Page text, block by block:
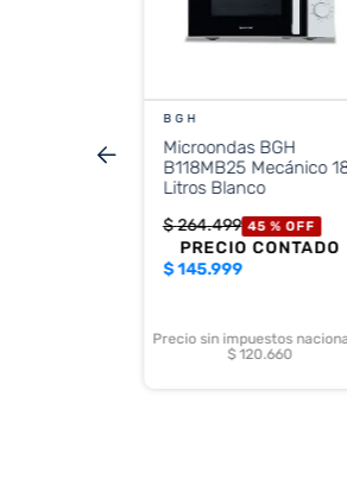
nacionales
BGH
Microondas BGH
B118MB25 Mecánico
Litros Blanco
$264.499 45 %OFF
PRECIO CONTADO
$145.999
Precio sin impuestos
$ 120.660